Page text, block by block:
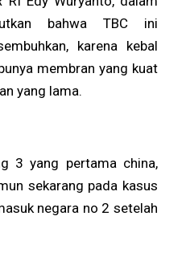
bahwa TBC ini
karena kebal
membran yang kuat
yang lama.
3 yang pertama china,
sekarang pada kasus
negara no 2 setelah